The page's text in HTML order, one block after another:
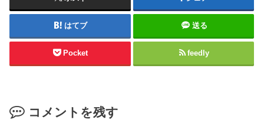
はてブ 送る
Pocket feedly
コメントを残す